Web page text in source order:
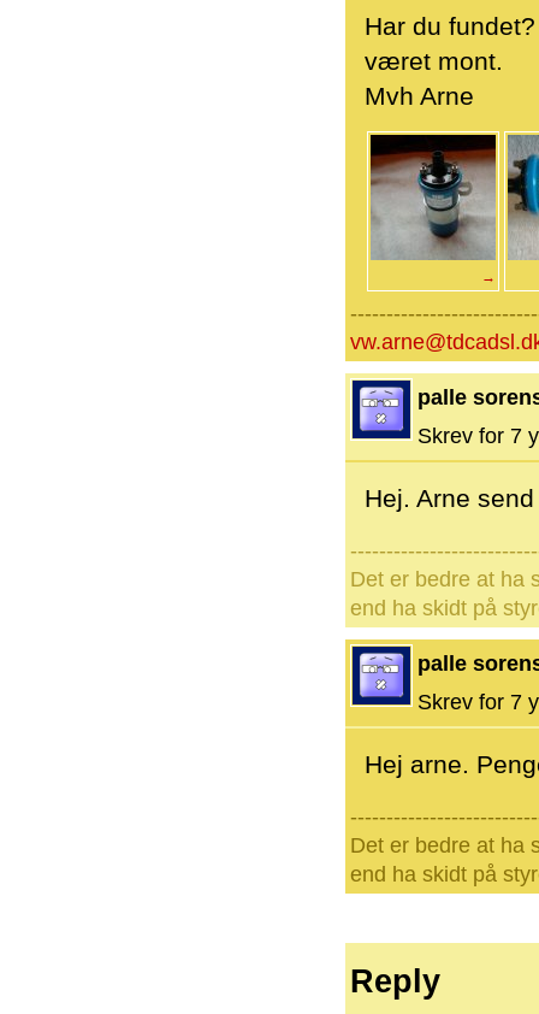
Har du
været mont.
Mvh Arne
→
palle
Skrev for 7
Hej. Arne
Det er bedre at ha
end ha skidt på
palle
Skrev for 7
Hej arne.
Det er bedre at ha
end ha skidt på
Reply